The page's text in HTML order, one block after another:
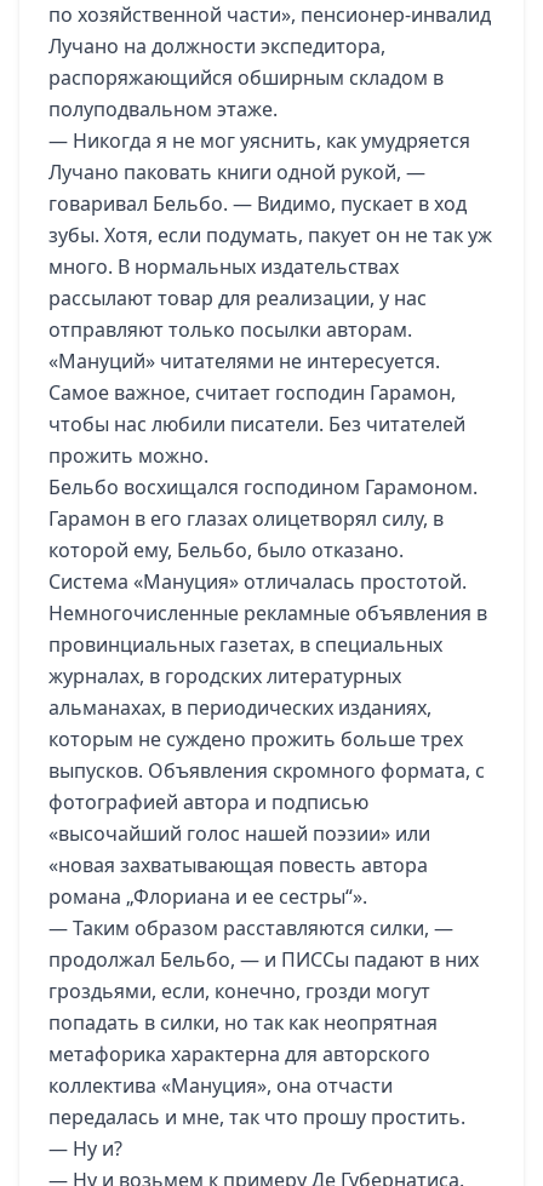
по хозяйственной части», пенсионер-инвалид
Лучано на должности экспедитора,
распоряжающийся обширным складом в
полуподвальном этаже.
— Никогда я не мог уяснить, как умудряется
Лучано паковать книги одной рукой, —
говаривал Бельбо. — Видимо, пускает в ход
зубы. Хотя, если подумать, пакует он не так уж
много. В нормальных издательствах
рассылают товар для реализации, у нас
отправляют только посылки авторам.
«Мануций» читателями не интересуется.
Самое важное, считает господин Гарамон,
чтобы нас любили писатели. Без читателей
прожить можно.
Бельбо восхищался господином Гарамоном.
Гарамон в его глазах олицетворял силу, в
которой ему, Бельбо, было отказано.
Система «Мануция» отличалась простотой.
Немногочисленные рекламные объявления в
провинциальных газетах, в специальных
журналах, в городских литературных
альманахах, в периодических изданиях,
которым не суждено прожить больше трех
выпусков. Объявления скромного формата, с
фотографией автора и подписью
«высочайший голос нашей поэзии» или
«новая захватывающая повесть автора
романа „Флориана и ее сестры“».
— Таким образом расставляются силки, —
продолжал Бельбо, — и ПИССы падают в них
гроздьями, если, конечно, грозди могут
попадать в силки, но так как неопрятная
метафорика характерна для авторского
коллектива «Мануция», она отчасти
передалась и мне, так что прошу простить.
— Ну и?
— Ну и возьмем к примеру Де Губернатиса.